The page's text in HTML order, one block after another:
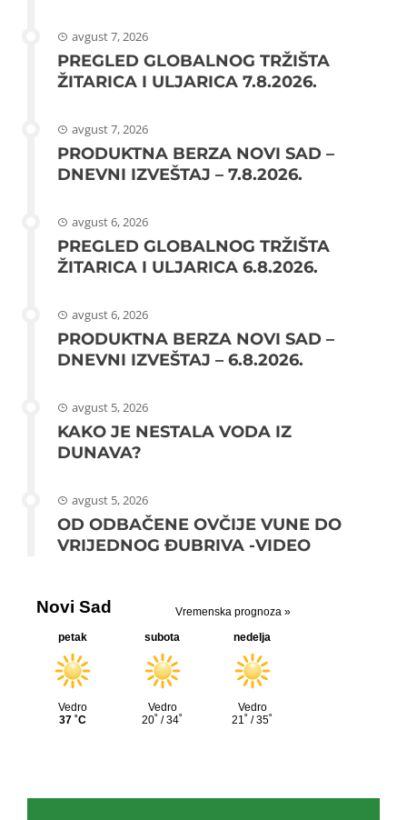
avgust 7, 2026
PREGLED GLOBALNOG TRŽIŠTA
ŽITARICA I ULJARICA 7.8.2026.
avgust 7, 2026
PRODUKTNA BERZA NOVI SAD –
DNEVNI IZVEŠTAJ – 7.8.2026.
avgust 6, 2026
PREGLED GLOBALNOG TRŽIŠTA
ŽITARICA I ULJARICA 6.8.2026.
avgust 6, 2026
PRODUKTNA BERZA NOVI SAD –
DNEVNI IZVEŠTAJ – 6.8.2026.
avgust 5, 2026
KAKO JE NESTALA VODA IZ
DUNAVA?
avgust 5, 2026
OD ODBAČENE OVČIJE VUNE DO
VRIJEDNOG ĐUBRIVA -VIDEO